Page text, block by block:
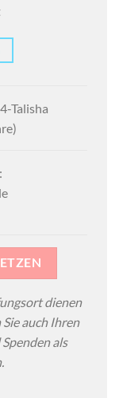
Talisha
dienen
auch Ihren
als